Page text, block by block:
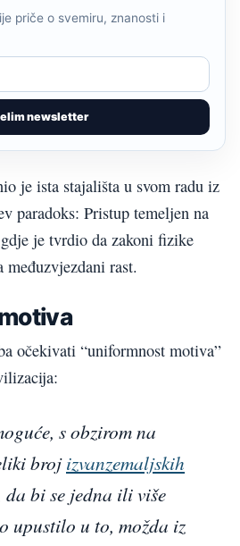
newsletter
priče o svemiru, znanosti i
je ista stajališta u svom radu iz
paradoks: Pristup temeljen na
je tvrdio da zakoni fizike
međuzvjezdani rast.
očekivati “uniformnost motiva”
s obzirom na
brojizvanzemaljskih
da bi se jedna ili više
upustilo u to, možda iz